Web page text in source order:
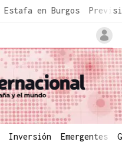
Estafa en Burgos
Inversión Emergentes